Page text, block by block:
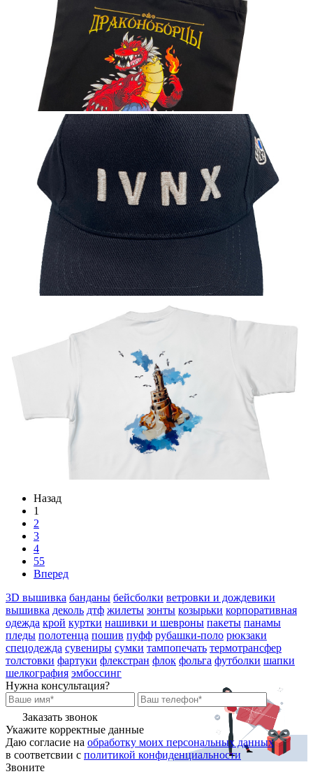
Назад
1
2
3
4
55
Вперед
3D вышивка банданы бейсболки ветровки и дождевики
вышивка деколь дтф жилеты зонты козырьки корпоративная
одежда крой куртки нашивки и шевроны пакеты панамы
пледы полотенца пошив пуфф рубашки-поло рюкзаки
спецодежда сувениры сумки тампопечать термотрансфер
толстовки фартуки флекстран флок фольга футболки шапки
шелкография эмбоссинг
Нужна консультация?
Заказать звонок
Укажите корректные данные
Даю согласие на обработку моих персональных данных
в соответсвии с политикой конфиденциальности
Звоните